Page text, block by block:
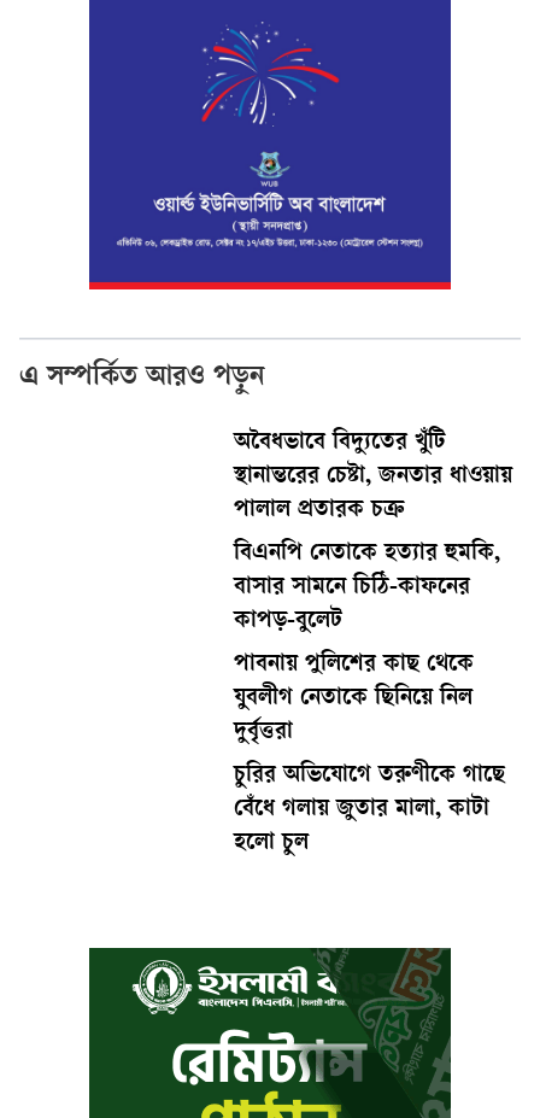
এ সম্পর্কিত আরও পড়ুন
অবৈধভাবে বিদ্যুতের খুঁটি
স্থানান্তরের চেষ্টা, জনতার ধাওয়ায়
পালাল প্রতারক চক্র
বিএনপি নেতাকে হত্যার হুমকি,
বাসার সামনে চিঠি-কাফনের
কাপড়-বুলেট
পাবনায় পুলিশের কাছ থেকে
যুবলীগ নেতাকে ছিনিয়ে নিল
দুর্বৃত্তরা
চুরির অভিযোগে তরুণীকে গাছে
বেঁধে গলায় জুতার মালা, কাটা
হলো চুল